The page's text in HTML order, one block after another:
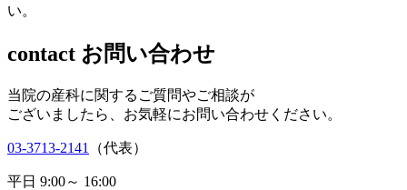
い。
contact お問い合わせ
当院の産科に関するご質問やご相談が
ございましたら、お気軽にお問い合わせください。
03-3713-2141 （代表）
平日 9:00～ 16:00